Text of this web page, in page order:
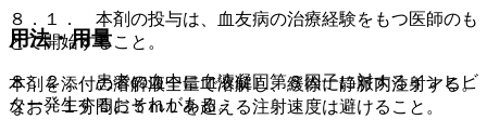
８．１． 本剤の投与は、血友病の治療経験をもつ医師のも
とで開始すること。
８．２． 患者の血中に血液凝固第８因子に対するインヒビ
ター発生するおそれがある。
用法・用量
本剤を添付の溶解液全量で溶解し、緩徐に静脈内注射する。
なお、１分間に５ｍＬを超える注射速度は避けること。